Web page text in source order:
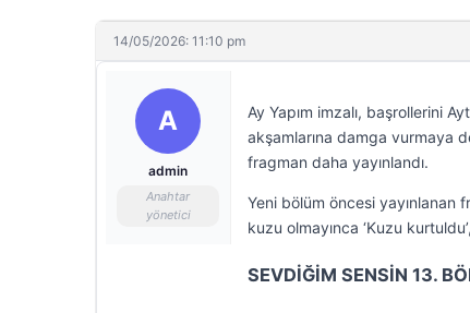
14/05/2026: 11:10 pm
A
admin
Anahtar
yönetici
Ay Yapım imzalı, başrollerini
akşamlarına damga vurmaya
fragman daha yayınlandı.
Yeni bölüm öncesi yayınlanan
kuzu olmayınca ‘Kuzu
SEVDİĞİM SENSİN 13.